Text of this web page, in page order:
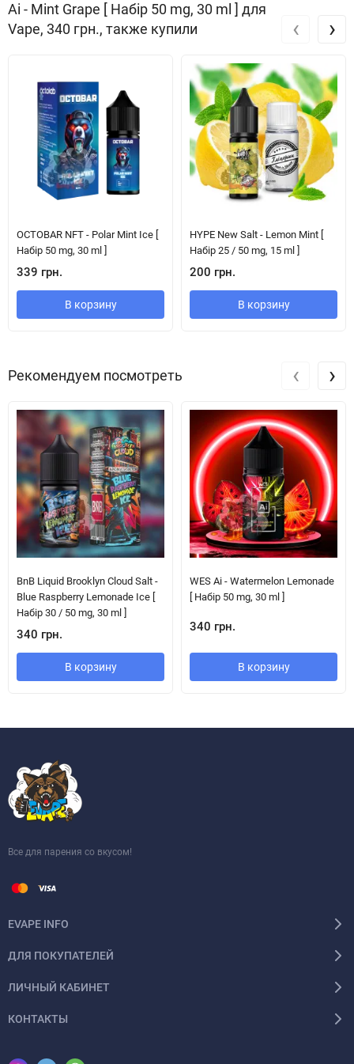
Ai - Mint Grape [ Набір 50 mg, 30 ml ] для
Vape, 340 грн., также купили
OCTOBAR NFT - Polar Mint Ice [
Набір 50 mg, 30 ml ]
339 грн.
В корзину
HYPE New Salt - Lemon Mint [
Набір 25 / 50 mg, 15 ml ]
200 грн.
В корзину
‹ ›
Рекомендуем посмотреть
BnB Liquid Brooklyn Cloud Salt -
Blue Raspberry Lemonade Ice [
Набір 30 / 50 mg, 30 ml ]
340 грн.
В корзину
WES Ai - Watermelon Lemonade
[ Набір 50 mg, 30 ml ]
340 грн.
В корзину
‹ ›
Все для парения со вкусом!
EVAPE INFO
ДЛЯ ПОКУПАТЕЛЕЙ
ЛИЧНЫЙ КАБИНЕТ
КОНТАКТЫ